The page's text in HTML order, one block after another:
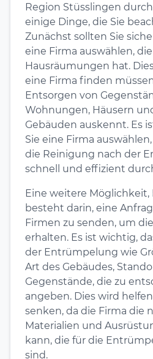
Region Stüsslingen
einige Dinge, die Sie
Zunächst sollten Sie
eine Firma auswählen,
Hausräumungen hat.
eine Firma finden
Entsorgen von
Wohnungen, Häusern
Gebäuden auskennt. Es
Sie eine Firma
die Reinigung nach der
schnell und effizient
Eine weitere Möglichkeit,
besteht darin, eine
Firmen zu senden, um
erhalten. Es ist wichtig,
der Entrümpelung wie
Art des Gebäudes,
Gegenstände, die zu
angeben. Dies wird
senken, da die Firma die
Materialien und
kann, die für die
sind.